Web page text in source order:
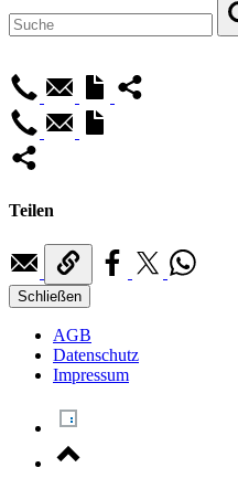
Teilen
Schließen
AGB
Datenschutz
Impressum